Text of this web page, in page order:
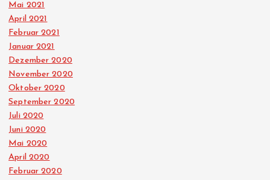
Mai 2021
April 2021
Februar 2021
Januar 2021
Dezember 2020
November 2020
Oktober 2020
September 2020
Juli 2020
Juni 2020
Mai 2020
April 2020
Februar 2020